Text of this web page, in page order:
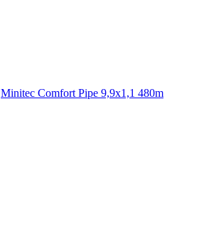
Minitec Comfort Pipe 9,9x1,1 480m